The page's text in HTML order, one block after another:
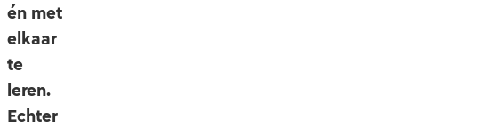
én met
elkaar
te
leren.
Echter